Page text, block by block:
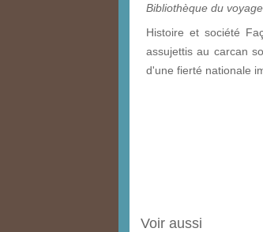
Bibliothèque du
Histoire et société
assujettis au carcan
d'une fierté nationale
Voir aussi